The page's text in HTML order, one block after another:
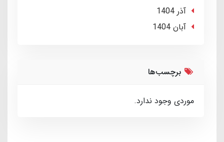
آذر 1404
آبان 1404
برچسب‌ها
موردی وجود ندارد.